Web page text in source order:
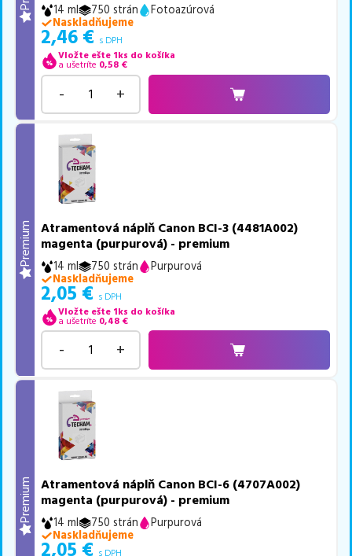
14 ml 750 strán
Fotoazúrová
Naskladňujeme
2,46 € s DPH
Vložte ešte 1ks do košíka
a ušetríte 0,58 €
- +
Premium
Atramentová náplň Canon BCI-3 (4481A002)
magenta (purpurová) - premium
14 ml 750 strán
Purpurová
Naskladňujeme
2,05 € s DPH
Vložte ešte 1ks do košíka
a ušetríte 0,48 €
- +
Premium
Atramentová náplň Canon BCI-6 (4707A002)
magenta (purpurová) - premium
14 ml 750 strán
Purpurová
Naskladňujeme
2,05 € s DPH